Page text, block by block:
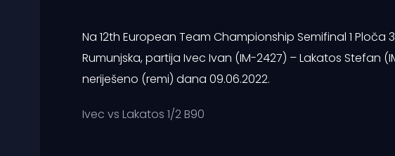
Na 12th European Team Championship Semifinal 1 Ploča
Rumunjska, partija Ivec Ivan (IM-2427) – Lakatos Stefan
neriješeno (remi) dana 09.06.2022.
Ivec vs Lakatos 1/2 B90